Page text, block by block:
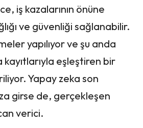
iş kazalarının önüne
ve güvenliği sağlanabilir.
yapılıyor ve şu anda
eşleştiren bir
Yapay zeka son
girse de, gerçekleşen
verici.